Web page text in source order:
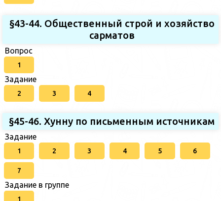
§43-44. Общественный строй и хозяйство
сарматов
Вопрос
1
Задание
2 3 4
§45-46. Хунну по письменным источникам
Задание
1 2 3 4 5 6
7
Задание в группе
1